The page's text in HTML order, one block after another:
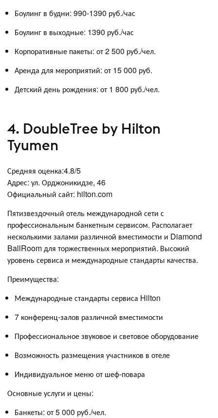
Боулинг в будни: 990-1390 руб./час
Боулинг в выходные: 1390 руб./час
Корпоративные пакеты: от 2 500 руб./чел.
Аренда для мероприятий: от 15 000 руб.
Детский день рождения: от 1 800 руб./чел.
4. DoubleTree by Hilton
Tyumen
Средняя оценка:4.8/5
Адрес: ул. Орджоникидзе, 46
Официальный сайт: hilton.com
Пятизвездочный отель международной сети с
профессиональным банкетным сервисом. Располагает
несколькими залами различной вместимости и Diamond
BallRoom для торжественных мероприятий. Высокий
уровень сервиса и международные стандарты качества.
Преимущества:
Международные стандарты сервиса Hilton
7 конференц-залов различной вместимости
Профессиональное звуковое и световое оборудование
Возможность размещения участников в отеле
Индивидуальное меню от шеф-повара
Основные услуги и цены:
Банкеты: от 5 000 руб./чел.